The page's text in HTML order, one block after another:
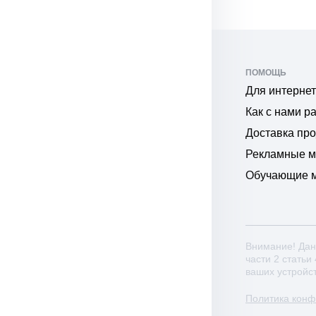
ПОМОЩЬ
Для
Как с нами
Доставка
Рекламные
Обучающие
Внимание!
части 2
ваших
Политика